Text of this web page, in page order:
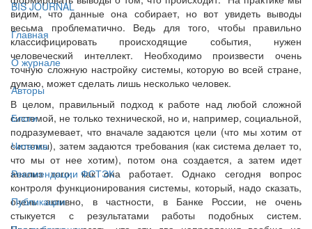
BIS JOURNAL
Главная
О журнале
Авторы
Блоги
Читалка
Рекомендации ФСТЭК
Публикации
видим, что данные она собирает, но вот увидеть выводы
весьма проблематично. Ведь для того, чтобы правильно
классифицировать происходящие события, нужен
человеческий интеллект. Необходимо произвести очень
точную сложную настройку системы, которую во всей стране,
думаю, может сделать лишь несколько человек.
В целом, правильный подход к работе над любой сложной
системой, не только технической, но и, например, социальной,
подразумевает, что вначале задаются цели (что мы хотим от
системы), затем задаются требования (как система делает то,
что мы от нее хотим), потом она создается, а затем идет
анализ того, как она работает. Однако сегодня вопрос
контроля функционирования системы, который, надо сказать,
очень активно, в частности, в Банке России, не очень
стыкуется с результатами работы подобных систем.